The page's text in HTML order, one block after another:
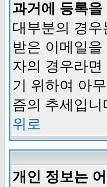
과거에 등록
대부분의 경
받은 이메일
자의 경우라
기 위하여 아
즘의 추세입
위로
개인 정보는